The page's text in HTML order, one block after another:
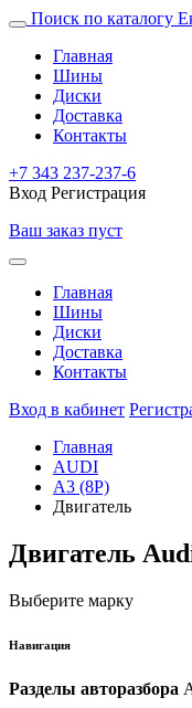
Поиск по каталогу
Главная
Шины
Диски
Доставка
Контакты
+7 343 237-237-6
Вход Регистрация
Ваш заказ пуст
Главная
Шины
Диски
Доставка
Контакты
Вход в кабинет
Главная
AUDI
A3 (8P)
Двигатель
Двигатель
Выберите марку
Навигация
Разделы авторазбора